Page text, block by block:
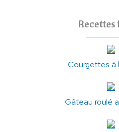
Recettes
Courgettes à
Gâteau roulé